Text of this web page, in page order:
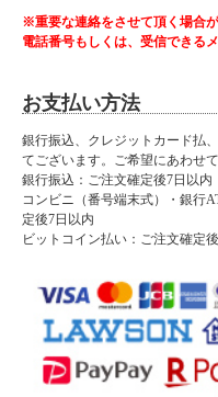
※重要な連絡をさせて頂く場合
電話番号もしくは、受信できる
お支払い方法
銀行振込、クレジットカード払
てございます。ご希望にあわせ
銀行振込：ご注文確定後7日以内
コンビニ（番号端末式）・銀行
定後7日以内
ビットコイン払い：ご注文確定